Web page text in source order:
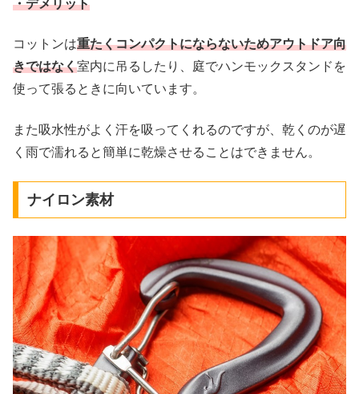
・デメリット
コットンは重たくコンパクトにならないためアウトドア向
きではなく室内に吊るしたり、庭でハンモックスタンドを
使って張るときに向いています。
また吸水性がよく汗を吸ってくれるのですが、乾くのが遅
く雨で濡れると簡単に乾燥させることはできません。
ナイロン素材